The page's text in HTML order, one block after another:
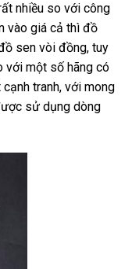
nhiều so với công
vào giá cả thì đồ
sen vòi đồng, tuy
với một số hãng có
tranh, với mong
sử dụng dòng